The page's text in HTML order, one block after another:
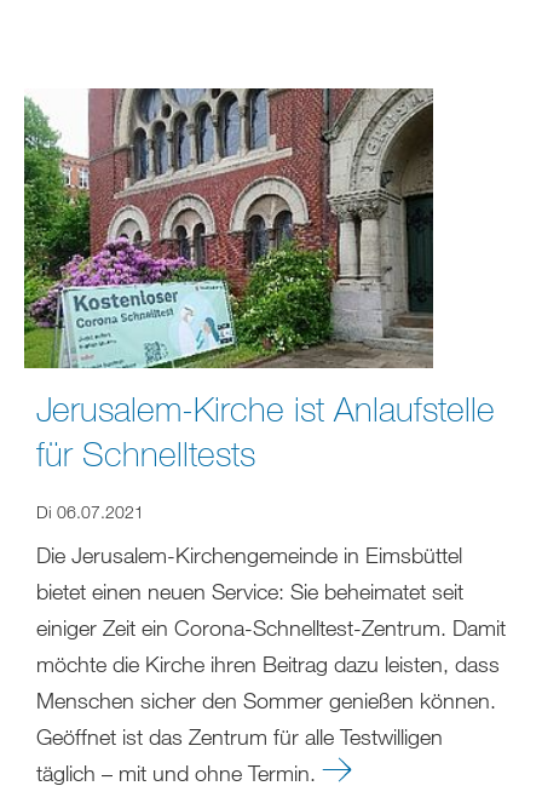
Jerusalem-Kirche ist Anlaufstelle
für Schnelltests
Di 06.07.2021
Die Jerusalem-Kirchengemeinde in Eimsbüttel
bietet einen neuen Service: Sie beheimatet seit
einiger Zeit ein Corona-Schnelltest-Zentrum. Damit
möchte die Kirche ihren Beitrag dazu leisten, dass
Menschen sicher den Sommer genießen können.
Geöffnet ist das Zentrum für alle Testwilligen
täglich – mit und ohne Termin.